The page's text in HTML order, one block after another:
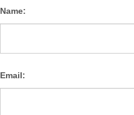
Name:
Email: